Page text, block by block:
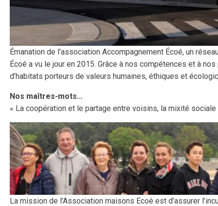
Émanation de l’association Accompagnement Écoé, un
Écoé a vu le jour en 2015. Grâce à nos compétences et à
d’habitats porteurs de valeurs humaines, éthiques et
Nos maîtres-mots…
« La coopération et le partage entre voisins, la mixité
La mission de l'Association maisons Ecoé est d’assurer